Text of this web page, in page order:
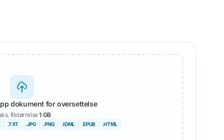
dokument for oversettelse
filstørrelse1 GB
.TXT .JPG .PNG .IDML .EPUB .HTML